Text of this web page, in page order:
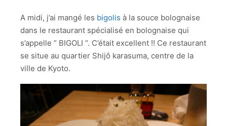
A midi, j’ai mangé les bigolis à la souce bolognaise
dans le restaurant spécialisé en bolognaise qui
s’appelle ” BIGOLI “. C’était excellent !! Ce restaurant
se situe au quartier Shijô karasuma, centre de la
ville de Kyoto.